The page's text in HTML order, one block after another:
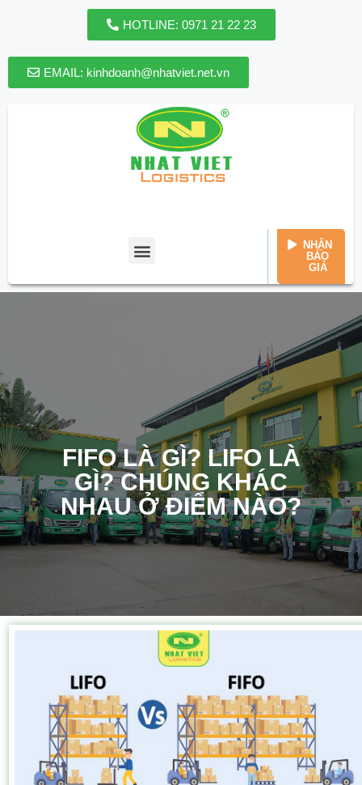
HOTLINE: 0971 21 22 23
EMAIL: kinhdoanh@nhatviet.net.vn
NHẬN
BÁO
GIÁ
FIFO LÀ GÌ? LIFO LÀ
GÌ? CHÚNG KHÁC
NHAU Ở ĐIỂM NÀO?